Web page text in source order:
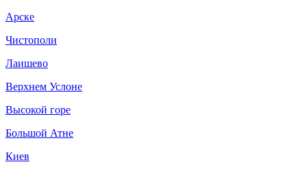
Арске
Чистополи
Лаишево
Верхнем Услоне
Высокой горе
Большой Атне
Киев